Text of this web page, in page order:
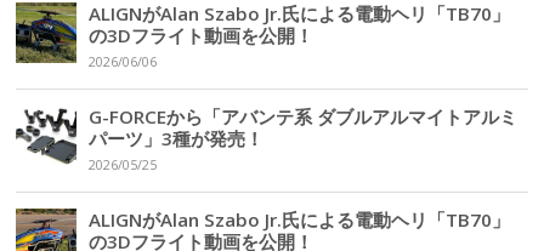
ALIGNがAlan Szabo Jr.氏による電動ヘリ「TB70」
の3Dフライト動画を公開！
2026/06/06
G-FORCEから「アバンテ系 ダブルアルマイトアルミ
パーツ」3種が発売！
2026/05/25
ALIGNがAlan Szabo Jr.氏による電動ヘリ「TB70」
の3Dフライト動画を公開！